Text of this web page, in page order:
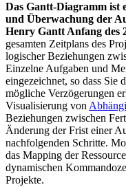
Das Gantt-Diagramm ist
und Überwachung der
Henry Gantt Anfang des
gesamten Zeitplans des
logischer Beziehungen
Einzelne Aufgaben und
eingezeichnet, so dass Sie
mögliche Verzögerungen
Visualisierung von
Beziehungen zwischen
Änderung der Frist einer
nachfolgenden Schritte.
das Mapping der
dynamischen
Projekte.